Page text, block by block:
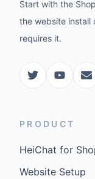
Start with the
the website install
requires it.
PRODUCT
HeiChat for
Website Setup